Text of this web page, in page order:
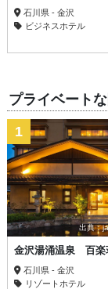
石川県 - 金沢
ビジネスホテル
プライベート
出典：
1
金沢湯涌温泉 百楽
石川県 - 金沢
リゾートホテル